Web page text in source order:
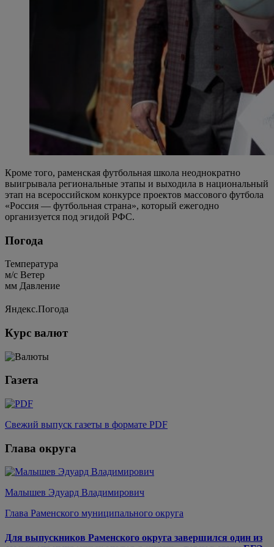
Кроме того, раменская футбольная школа неоднократно
выигрывала региональные этапы и выходила в национальный
этап на всероссийском конкурсе проектов массового футбола
«Россия — футбольная страна», который ежегодно
организуется под эгидой РФС.
Погода
Температура
м/c Ветер
мм Давление
Яндекс.Погода
Курс валют
Газета
Свежий выпуск газеты в формате PDF
Глава округа
Малышев Эдуард Владимирович
Глава Раменского муниципального округа
Для выпускников Раменского округа завершился один из